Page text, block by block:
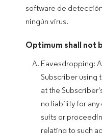
software de
ningún virus.
Optimum shall not
Eavesdropping:
Subscriber using
at the
no liability for
suits or
relating to such